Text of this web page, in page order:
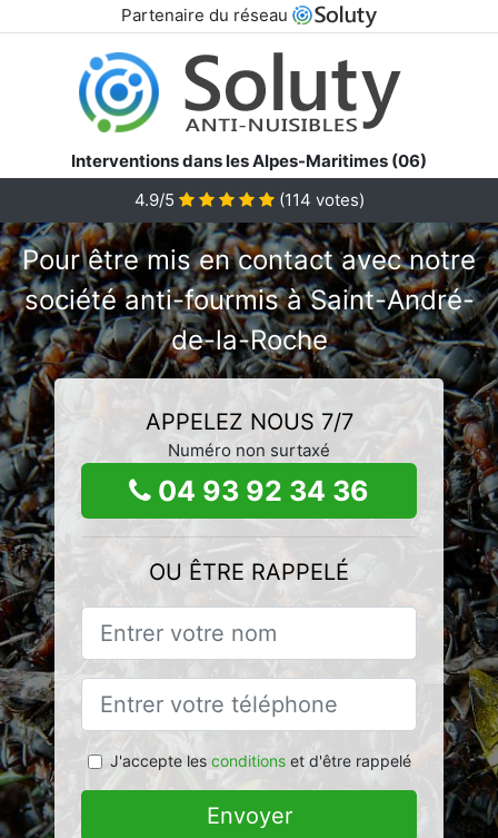
Partenaire du réseau
Interventions dans les Alpes-Maritimes (06)
4.9/5
(114 votes)
Pour être mis en contact avec notre
société anti-fourmis à Saint-André-
de-la-Roche
APPELEZ NOUS 7/7
Numéro non surtaxé
04 93 92 34 36
OU ÊTRE RAPPELÉ
J'accepte les conditionset d'être rappelé
Envoyer